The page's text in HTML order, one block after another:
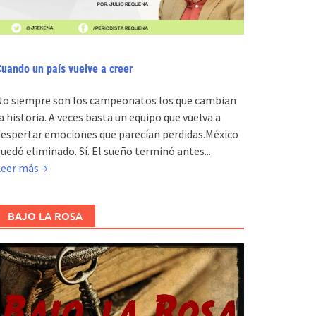
un país vuelve a creer
siempre son los campeonatos los que cambian
historia. A veces basta un equipo que vuelva a
emociones que parecían perdidas.México
eliminado. Sí. El sueño terminó antes...
más →
BAJO LA ROSA